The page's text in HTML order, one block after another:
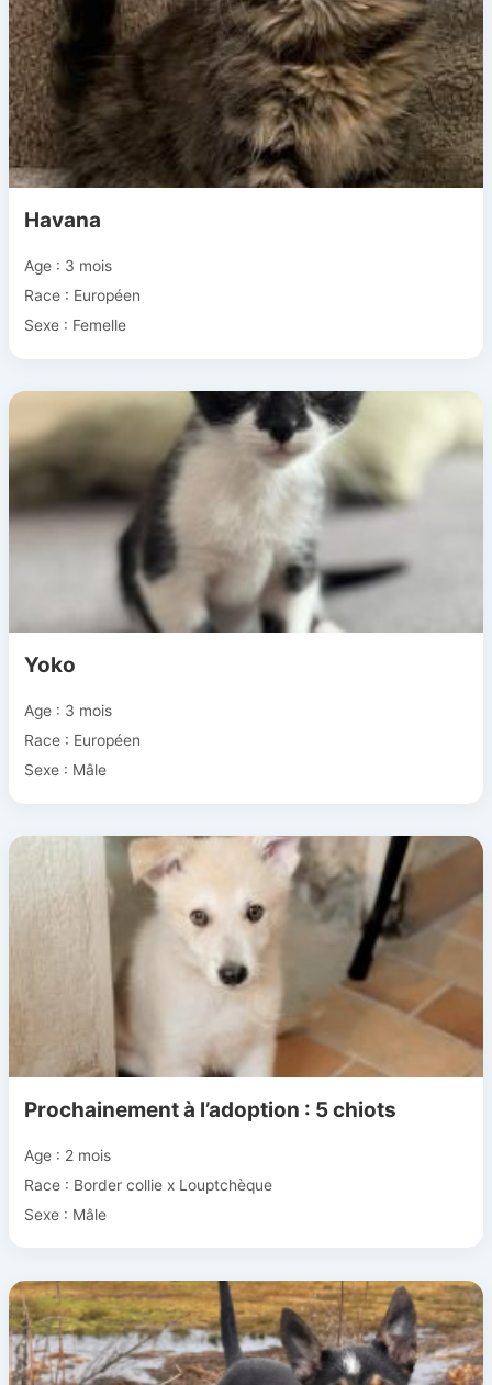
Havana
Age : 3 mois
Race : Européen
Sexe : Femelle
Yoko
Age : 3 mois
Race : Européen
Sexe : Mâle
Prochainement à l’adoption : 5 chiots
Age : 2 mois
Race : Border collie x Louptchèque
Sexe : Mâle